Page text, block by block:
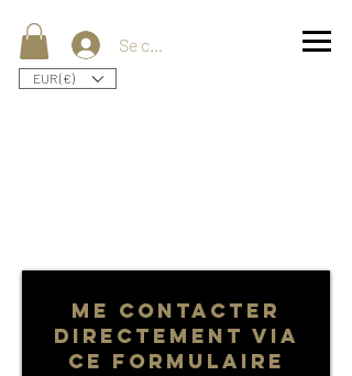
Se connecter
EUR (€)
me contacter
directement via
ce formulaire